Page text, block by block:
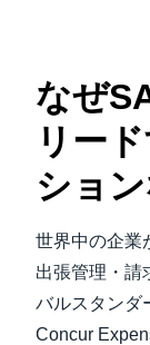
なぜ
リー
ショ
世界中の企業
出張管理・請
バルスタンダ
Concur